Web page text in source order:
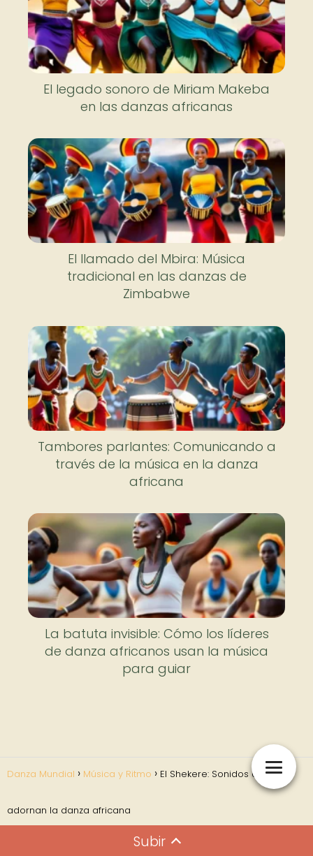
El legado sonoro de Miriam Makeba
en las danzas africanas
El llamado del Mbira: Música
tradicional en las danzas de
Zimbabwe
Tambores parlantes: Comunicando a
través de la música en la danza
africana
La batuta invisible: Cómo los líderes
de danza africanos usan la música
para guiar
Danza Mundial Música y Ritmo El Shekere: Sonidos que
adornan la danza africana
Subir